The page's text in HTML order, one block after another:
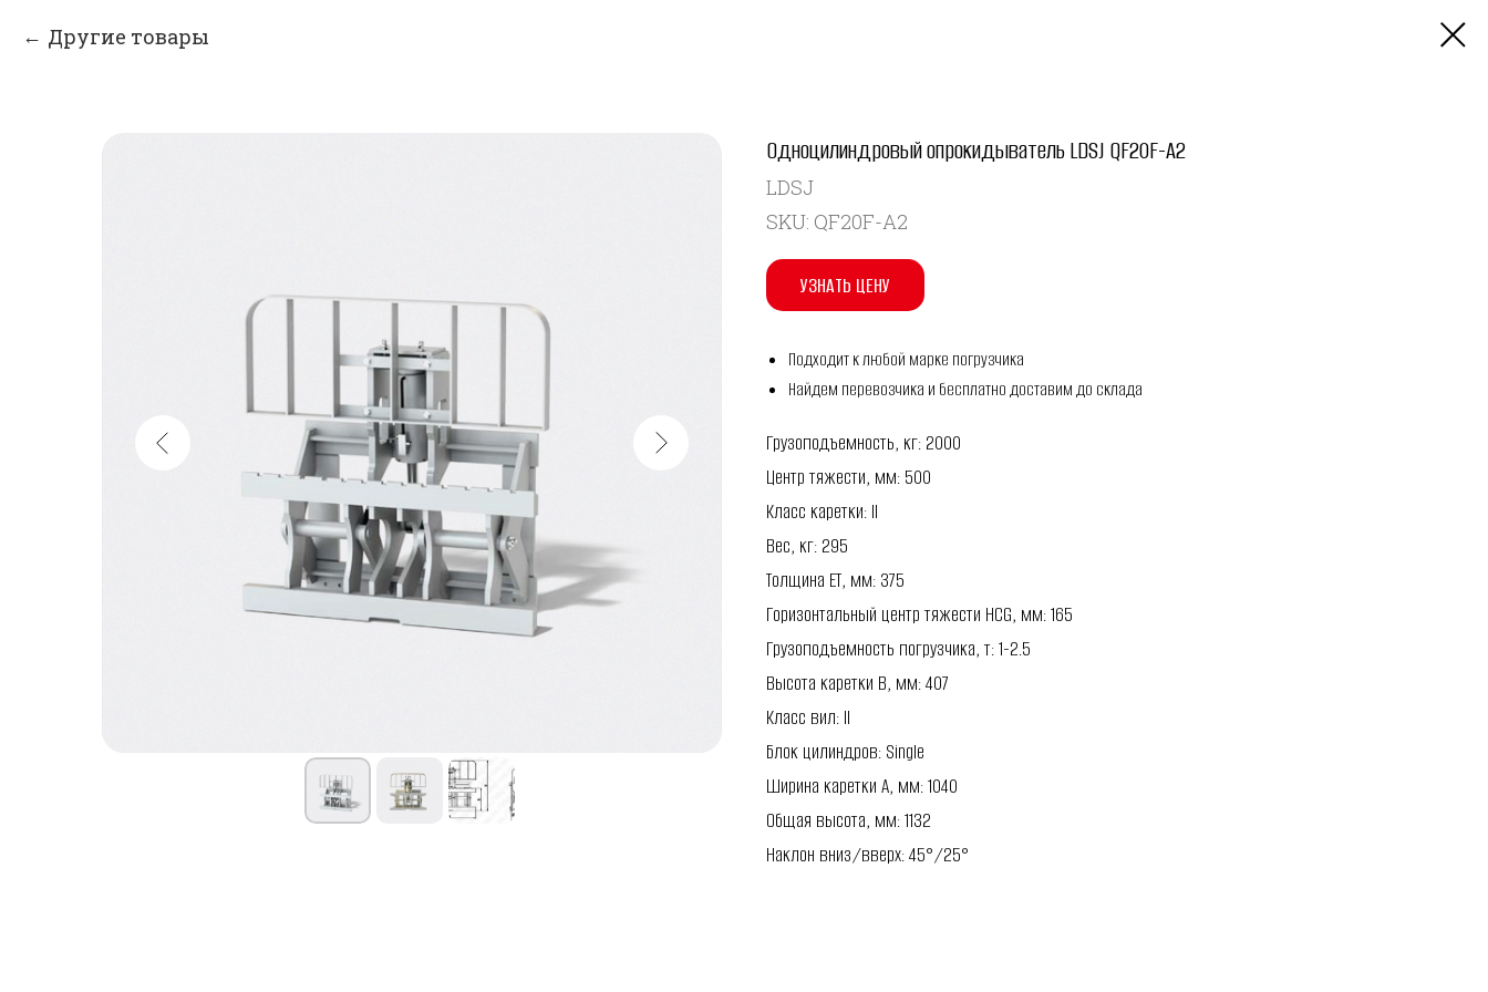
Другие товары
Одноцилиндровый опрокидыватель LDSJ QF20F-A2
LDSJ
SKU: QF20F-A2
УЗНАТЬ ЦЕНУ
Подходит к любой марке погрузчика
Найдем перевозчика и бесплатно доставим до склада
Грузоподъемность, кг: 2000
Центр тяжести, мм: 500
Класс каретки: II
Вес, кг: 295
Толщина ET, мм: 375
Горизонтальный центр тяжести HCG, мм: 165
Грузоподъемность погрузчика, т: 1-2.5
Высота каретки B, мм: 407
Класс вил: II
Блок цилиндров: Single
Ширина каретки A, мм: 1040
Общая высота, мм: 1132
Наклон вниз/вверх: 45°/25°